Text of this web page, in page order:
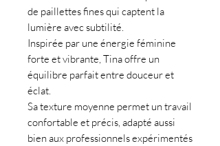
de paillettes fines qui captent la
lumière avec subtilité.
Inspirée par une énergie féminine
forte et vibrante, Tina offre un
équilibre parfait entre douceur et
éclat.
Sa texture moyenne permet un travail
confortable et précis, adapté aussi
bien aux professionnels expérimentés